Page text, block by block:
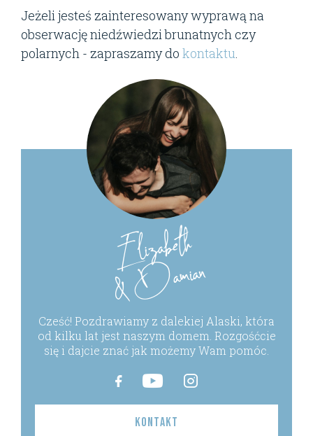
Jeżeli jesteś zainteresowany wyprawą na
obserwację niedźwiedzi brunatnych czy
polarnych - zapraszamy do kontaktu.
Elizabeth
& Damian
Cześć! Pozdrawiamy z dalekiej Alaski, która
od kilku lat jest naszym domem. Rozgośćcie
się i dajcie znać jak możemy Wam pomóc.
Kontakt